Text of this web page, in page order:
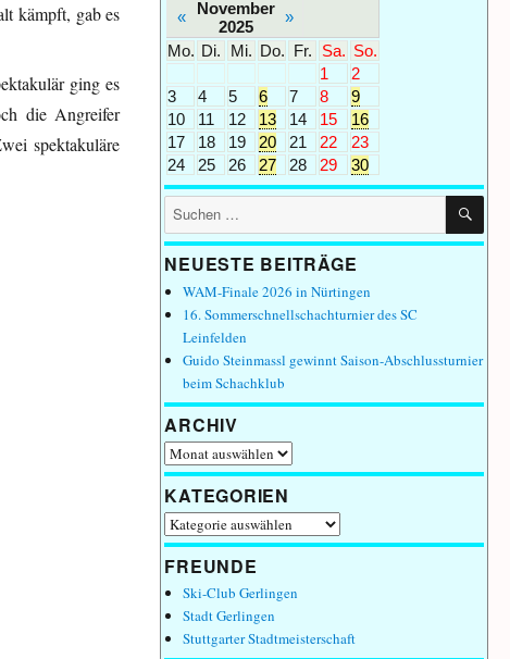
kämpft, gab es
ging es
die Angreifer
spektakuläre
«
November
2025
»
Mo. Di. Mi. Do. Fr. Sa. So.
1
2
3
4 5 6 7 8
9
10
11 12 13 14 15
16
17
18 19 20 21 22
23
24
25 26 27 28 29 30
Suchen
nach:
NEUESTE BEITRÄGE
WAM-Finale 2026 in Nürtingen
16. Sommerschnellschachturnier des SC
Leinfelden
Guido Steinmassl gewinnt Saison-Abschlussturnier
beim Schachklub
ARCHIV
Archiv
KATEGORIEN
Kategorien
FREUNDE
Ski-Club Gerlingen
Stadt Gerlingen
Stuttgarter Stadtmeisterschaft